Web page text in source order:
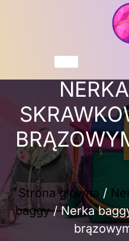
Strona główna /
baggy/ Nerka